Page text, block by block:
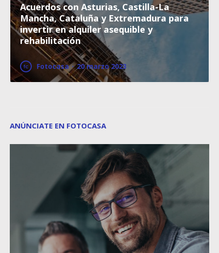
Acuerdos con Asturias, Castilla-La
Mancha, Cataluña y Extremadura para
invertir en alquiler asequible y
rehabilitación
Fotocasa · 20 marzo 2023
ANÚNCIATE EN FOTOCASA